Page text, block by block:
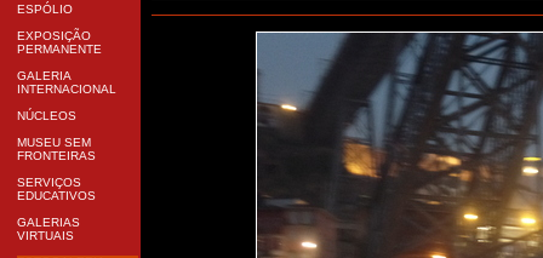
ESPÓLIO
EXPOSIÇÃO
PERMANENTE
GALERIA
INTERNACIONAL
NÚCLEOS
MUSEU SEM
FRONTEIRAS
SERVIÇOS
EDUCATIVOS
GALERIAS
VIRTUAIS